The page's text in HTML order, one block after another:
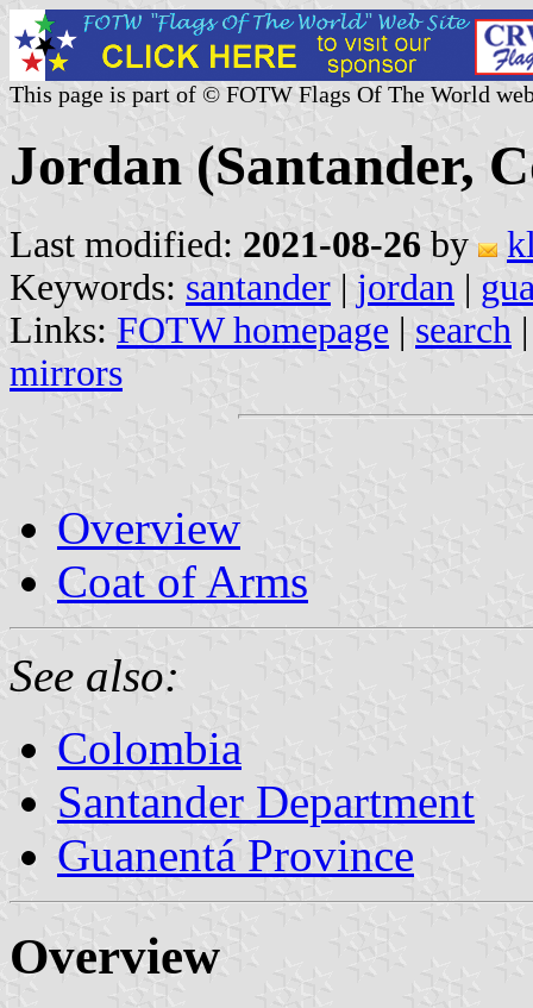
This page is part of © FOTW Flags Of The World
Jordan (Santander,
Last modified: 2021-08-26 by
Keywords: santander | jordan |
Links: FOTW homepage | search
mirrors
Overview
Coat of Arms
See also:
Colombia
Santander Department
Guanentá Province
Overview